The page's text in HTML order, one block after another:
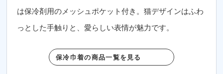
は保冷剤用のメッシュポケット付き。猫デザインはふわ
っとした手触りと、愛らしい表情が魅力です。
保冷巾着の商品一覧を見る